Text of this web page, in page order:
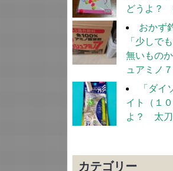
どうよ？
おかず
「少し
無いもの
ュアミノ７
「ダイ
イト（１
よ？ 太
カテゴリー